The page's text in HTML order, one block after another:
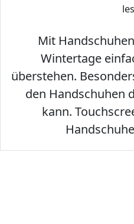
Mit
Wintertage
überstehen.
den Handschuhen
kann.